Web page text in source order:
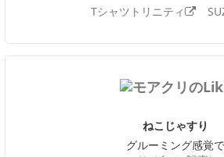
Tシャツトリニティ
ねこじゃすり
グルーミング感覚で